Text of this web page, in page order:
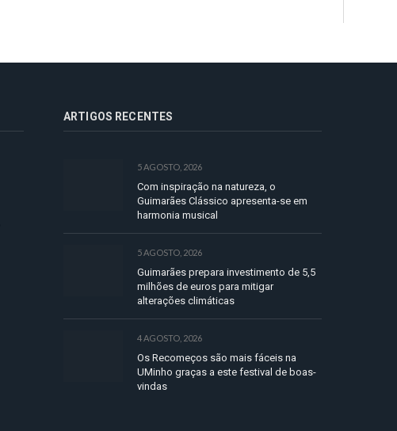
ARTIGOS RECENTES
5 AGOSTO, 2026
Com inspiração na natureza, o
Guimarães Clássico apresenta-se em
harmonia musical
5 AGOSTO, 2026
Guimarães prepara investimento de 5,5
milhões de euros para mitigar
alterações climáticas
4 AGOSTO, 2026
Os Recomeços são mais fáceis na
UMinho graças a este festival de boas-
vindas